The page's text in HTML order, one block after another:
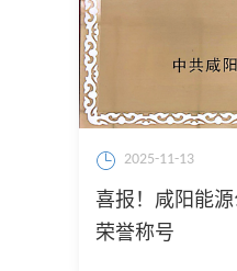
2025-11-13
喜报！咸阳能
荣誉称号